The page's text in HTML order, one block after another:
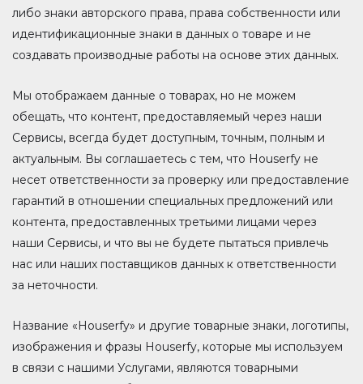
либо знаки авторского права, права собственности или
идентификационные знаки в данных о товаре и не
создавать производные работы на основе этих данных.
Мы отображаем данные о товарах, но не можем
обещать, что контент, предоставляемый через наши
Сервисы, всегда будет доступным, точным, полным и
актуальным. Вы соглашаетесь с тем, что Houserfy не
несет ответственности за проверку или предоставление
гарантий в отношении специальных предложений или
контента, предоставленных третьими лицами через
наши Сервисы, и что вы не будете пытаться привлечь
нас или наших поставщиков данных к ответственности
за неточности.
Название «Houserfy» и другие товарные знаки, логотипы,
изображения и фразы Houserfy, которые мы используем
в связи с нашими Услугами, являются товарными